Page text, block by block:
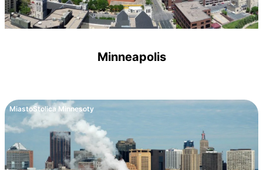
Minneapolis
MiastoStolica Minnesoty